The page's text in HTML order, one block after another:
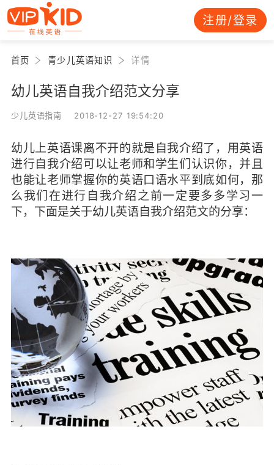
注册/登录
首页 青少儿英语知识 详情
幼儿英语自我介绍范文分享
少儿英语指南 2018-12-27 19:54:20
幼儿上英语课离不开的就是自我介绍了，用英语
进行自我介绍可以让老师和学生们认识你，并且
也能让老师掌握你的英语口语水平到底如何，那
么我们在进行自我介绍之前一定要多多学习一
下，下面是关于幼儿英语自我介绍范文的分享：